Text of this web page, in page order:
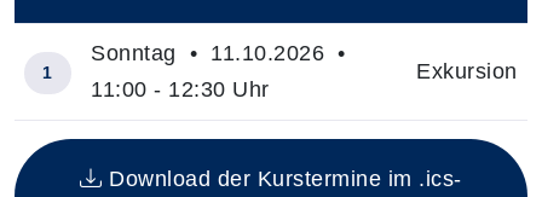
Insgesamt gibt es 1 Termine zum diesen Kurs
1
Sonntag • 11.10.2026 •
11:00 - 12:30 Uhr
Exkursion
Download der Kurstermine im .ics-